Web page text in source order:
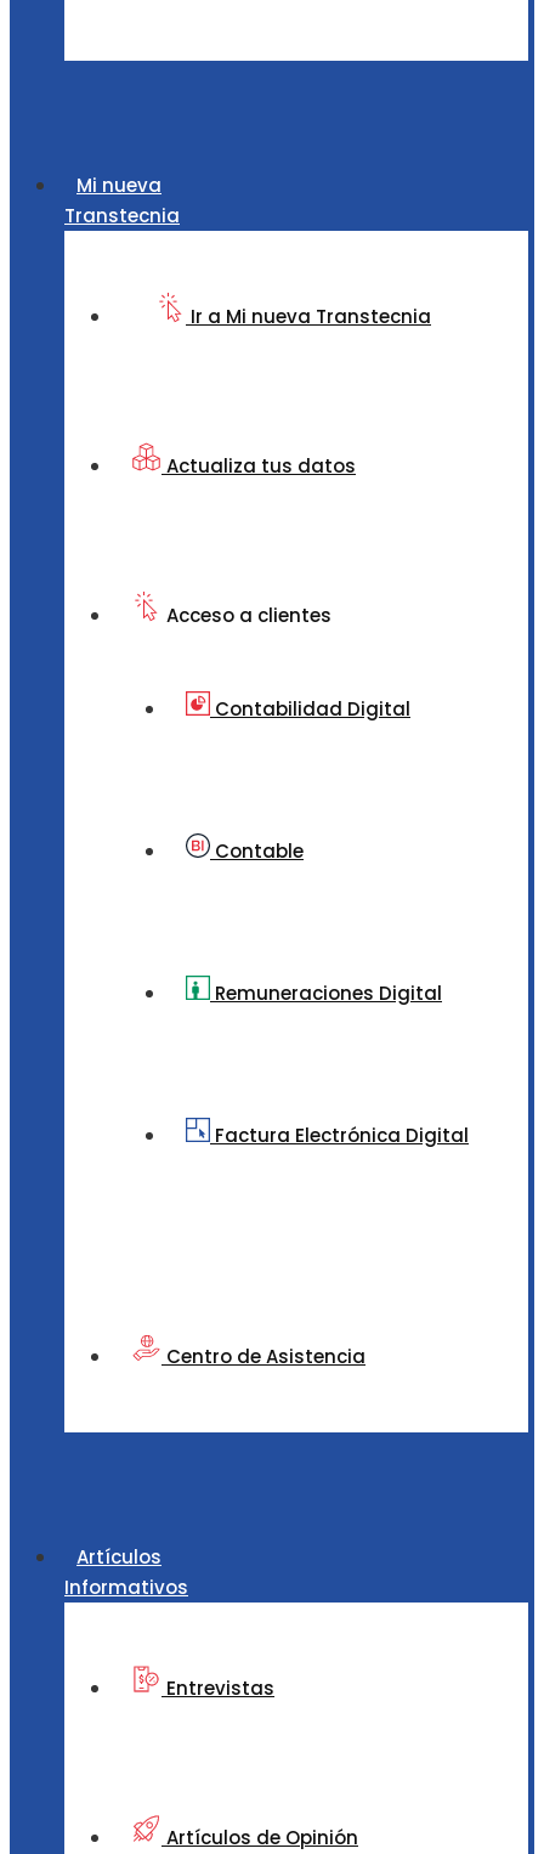
Mi nueva
Transtecnia
Ir a Mi nueva Transtecnia
Actualiza tus datos
Acceso a clientes
Contabilidad Digital
Contable
Remuneraciones Digital
Factura Electrónica Digital
Centro de Asistencia
Artículos
Informativos
Entrevistas
Artículos de Opinión